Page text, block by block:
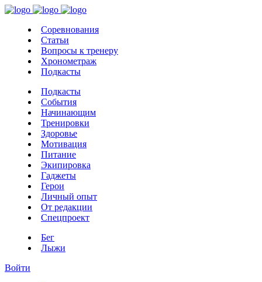
Соревнования
Статьи
Вопросы к тренеру
Хронометраж
Подкасты
Подкасты
События
Начинающим
Тренировки
Здоровье
Мотивация
Питание
Экипировка
Гаджеты
Герои
Личный опыт
От редакции
Спецпроект
Бег
Лыжи
Войти